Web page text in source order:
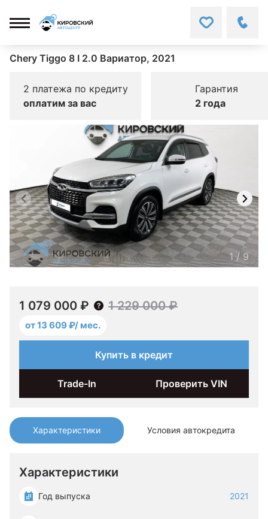
Chery Tiggo 8 I 2.0 Вариатор, 2021
2 платежа по кредиту
оплатим за вас
Гарантия
2 года
Характеристики Условия автокредита
Характеристики
Год выпуска 2021
1/9
1 079 000 ₽ 1 229 000 ₽
от 13 609 ₽/ мес.
Купить в кредит
Trade-In Проверить VIN